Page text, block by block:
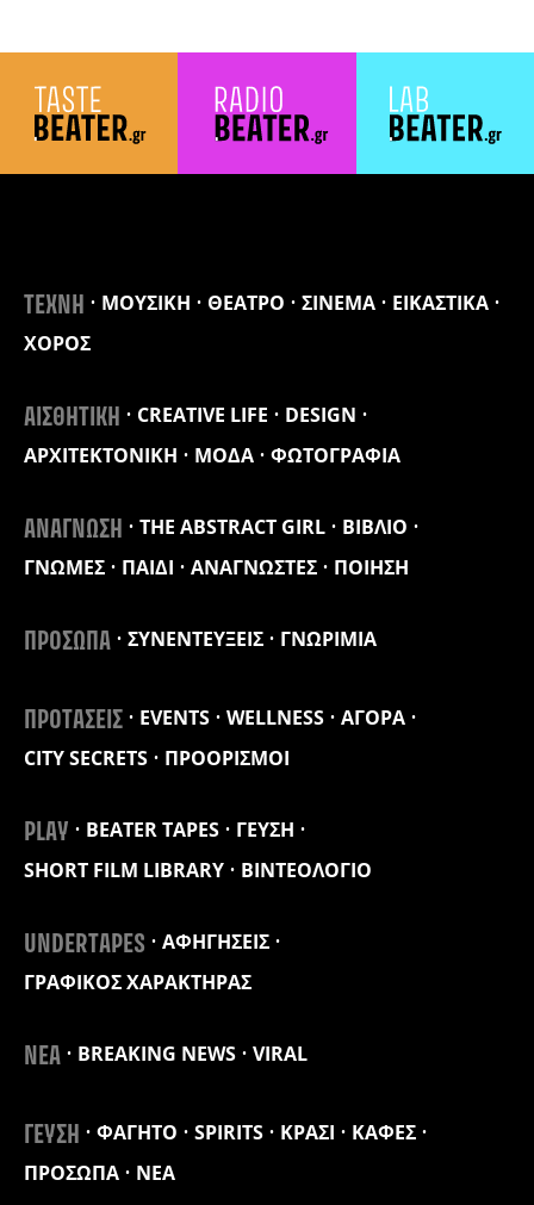
ΤΕΧΝΗ ΜΟΥΣΙΚΗ ΘΕΑΤΡΟ ΣΙΝΕΜΑ
ΕΙΚΑΣΤΙΚΑ
ΧΟΡΟΣ
ΑΙΣΘΗΤΙΚΗ CREATIVE LIFE
DESIGN
ΑΡΧΙΤΕΚΤΟΝΙΚΗ
ΜΟΔΑ ΦΩΤΟΓΡΑΦΙΑ
ΑΝΑΓΝΩΣΗ THE ABSTRACT GIRL
ΒΙΒΛΙΟ
ΓΝΩΜΕΣ
ΠΑΙΔΙ ΑΝΑΓΝΩΣΤΕΣ ΠΟΙΗΣΗ
ΠΡΟΣΩΠΑ ΣΥΝΕΝΤΕΥΞΕΙΣ ΓΝΩΡΙΜΙΑ
ΠΡΟΤΑΣΕΙΣ EVENTS WELLNESS
ΑΓΟΡΑ
CITY SECRETS
ΠΡΟΟΡΙΣΜΟΙ
PLAY BEATER TAPES
ΓΕΥΣΗ
SHORT FILM LIBRARY
ΒΙΝΤΕΟΛΟΓΙΟ
UNDERTAPES
ΑΦΗΓΗΣΕΙΣ
ΓΡΑΦΙΚΟΣ ΧΑΡΑΚΤΗΡΑΣ
ΝΕΑ BREAKING NEWS VIRAL
ΓΕΥΣΗ ΦΑΓΗΤΟ SPIRITS ΚΡΑΣΙ
ΚΑΦΕΣ
ΠΡΟΣΩΠΑ
ΝΕΑ